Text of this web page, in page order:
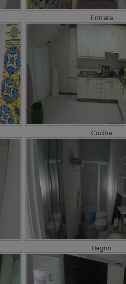
Entrata
Cucina
Bagno